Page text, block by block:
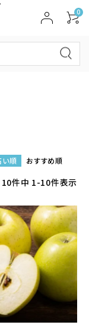
0
い順 おすすめ順
10件中 1-10件表示